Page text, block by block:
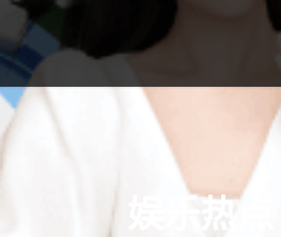
娱乐热点